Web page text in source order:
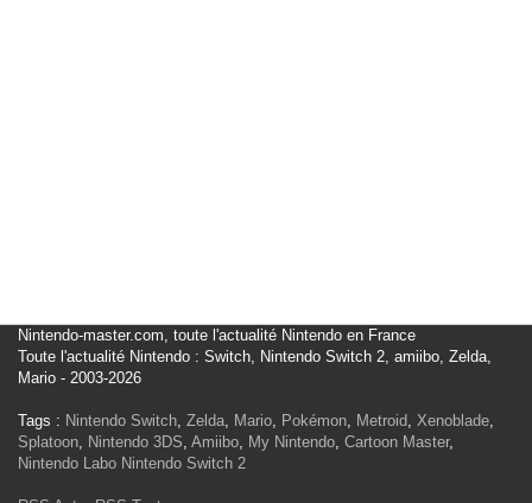
Nintendo-master.com, toute l'actualité Nintendo en France
Toute l'actualité Nintendo : Switch, Nintendo Switch 2, amiibo, Zelda,
Mario - 2003-2026
Tags : Nintendo Switch, Zelda, Mario, Pokémon, Metroid, Xenoblade,
Splatoon, Nintendo 3DS, Amiibo, My Nintendo, Cartoon Master,
Nintendo Labo Nintendo Switch 2